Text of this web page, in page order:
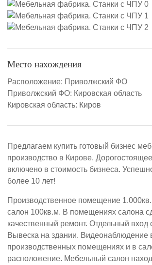
Место нахождения
Расположение: Приволжский ФО
Приволжский ФО: Кировская область
Кировская область: Киров
Предлагаем купить готовый бизнес
производство в Кирове.
включено в стоимость бизнеса.
более 10 лет!
Производственное помещение
салон 100кв.м. В помещениях салона
качественный ремонт. Отдельный вход
Вывеска на здании. Видеонаблюдение
производственных помещениях и в
расположение. Мебельный салон